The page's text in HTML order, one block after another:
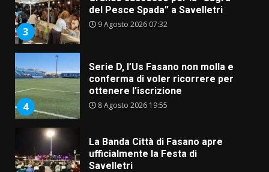
3
del Pesce Spada” a Savelletri
9 Agosto 2026 07:32
4
Serie D, l’Us Fasano non molla e
conferma di voler ricorrere per
ottenere l’iscrizione
8 Agosto 2026 19:55
La Banda Città di Fasano apre
ufficialmente la Festa di
Savelletri